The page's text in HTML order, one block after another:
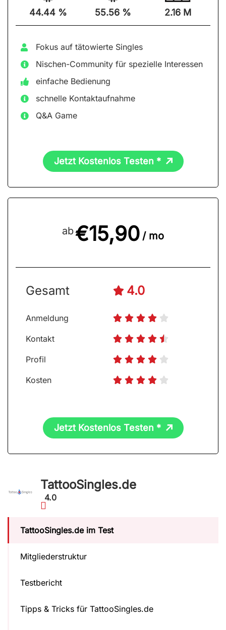
44.44 % 55.56 % 2.16 M
Fokus auf tätowierte Singles
Nischen-Community für spezielle Interessen
einfache Bedienung
schnelle Kontaktaufnahme
Q&A Game
Jetzt Kostenlos Testen *
ab€15,90 / mo
Gesamt  4.0
Anmeldung     
Kontakt     
Profil     
Kosten     
Jetzt Kostenlos Testen *
TattooSingles.de
4.0
TattooSingles.de im Test
Mitgliederstruktur
Testbericht
Tipps & Tricks für TattooSingles.de